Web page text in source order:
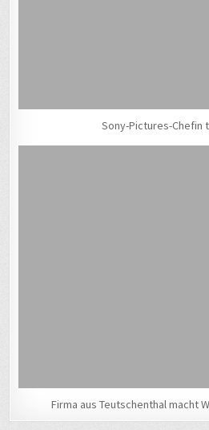
Sony-Pictures-Chefin
Firma aus Teutschenthal macht